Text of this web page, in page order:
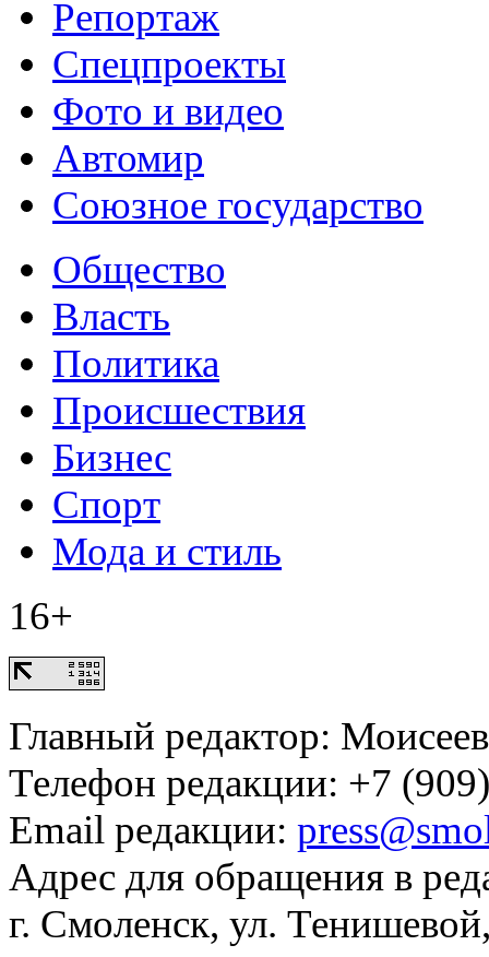
Репортаж
Спецпроекты
Фото и видео
Автомир
Союзное государство
Общество
Власть
Политика
Происшествия
Бизнес
Спорт
Мода и стиль
16+
Главный редактор:
Телефон редакции: +7
Email редакции:
Адрес для обращения в
г. Смоленск, ул.